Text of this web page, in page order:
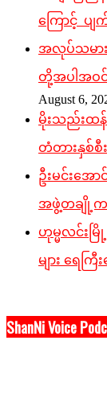
ကြောင့် ပျ
အလုပ်သမား
တို့အပါအဝင်
August 6,
မိုးသည်းထန်
တံတားနှစ်စီ
ဦးမင်းအေ
အဖွဲ့တချို့
ဟုမ္မလင်းမ
များ ရေကြီ
ShanNi Voice